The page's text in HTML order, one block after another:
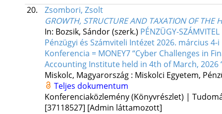
20.
Zsombori, Zsolt
GROWTH, STRUCTURE AND TAXATION OF THE
In: Bozsik, Sándor (szerk.) PÉNZÜGY-
Pénzügyi és Számviteli Intézet 2026. március
Konferencia = MONEY7 “Cyber Challenges in
Accounting Institute held in 4th of March,
Miskolc, Magyarország : Miskolci Egyetem,
Teljes dokumentum
Konferenciaközlemény (Könyvrészlet) |
[37118527] [Admin láttamozott]